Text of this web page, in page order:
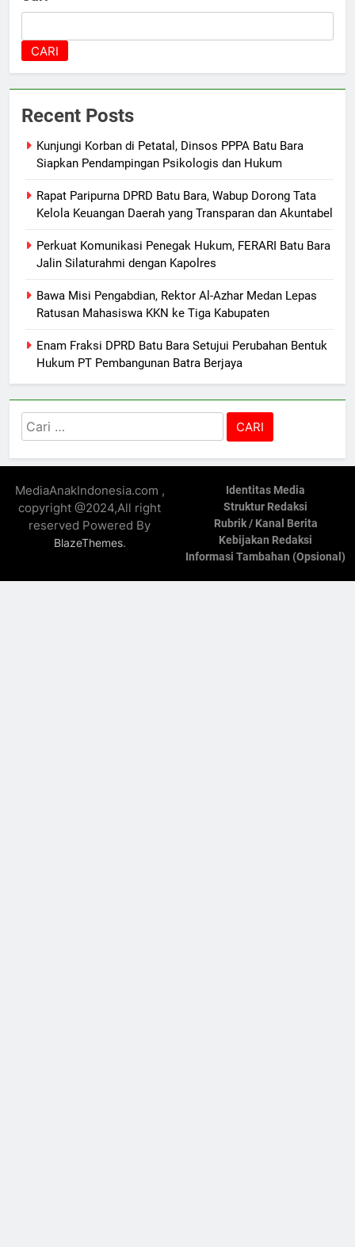
CARI
Recent Posts
Kunjungi Korban di Petatal, Dinsos PPPA Batu Bara
Siapkan Pendampingan Psikologis dan Hukum
Rapat Paripurna DPRD Batu Bara, Wabup Dorong Tata
Kelola Keuangan Daerah yang Transparan dan Akuntabel
Perkuat Komunikasi Penegak Hukum, FERARI Batu Bara
Jalin Silaturahmi dengan Kapolres
Bawa Misi Pengabdian, Rektor Al-Azhar Medan Lepas
Ratusan Mahasiswa KKN ke Tiga Kabupaten
Enam Fraksi DPRD Batu Bara Setujui Perubahan Bentuk
Hukum PT Pembangunan Batra Berjaya
Cari
untuk:
MediaAnakIndonesia.com ,
copyright @2024,All right
reserved Powered By
BlazeThemes.
Identitas Media
Struktur Redaksi
Rubrik / Kanal Berita
Kebijakan Redaksi
Informasi Tambahan (Opsional)